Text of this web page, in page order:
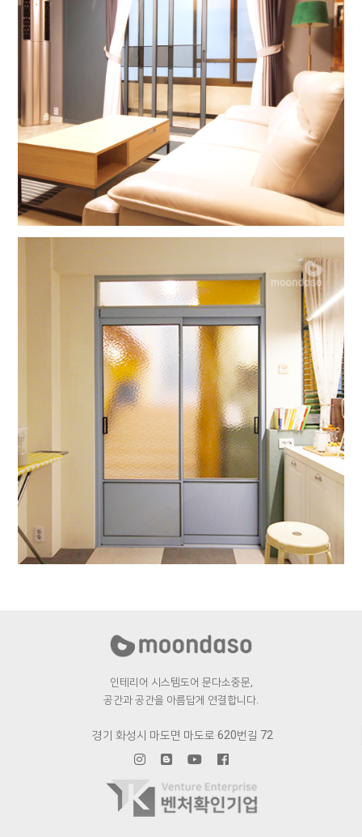
트렌디5.0 3연동
인테리어 시스템도어 문다소중문,
공간과 공간을 아름답게 연결합니다.
경기 화성시 마도면 마도로 620번길 72